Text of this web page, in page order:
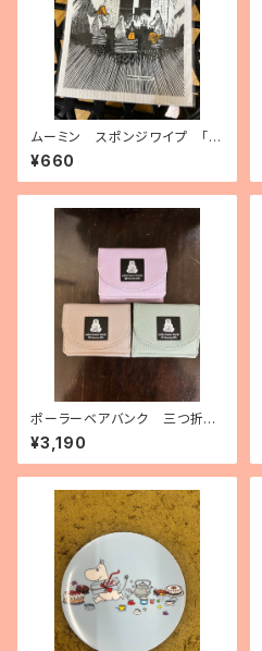
ムーミン スポンジワイプ 「ト
ゥルートゥーイッツオリジン」
¥660
ポーラーベアバンク 三つ折り
ミニ財布
¥3,190